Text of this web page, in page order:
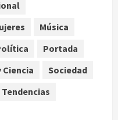
revisión de redes
de México y
Música
Portada
Ciencia
Sociedad
Tendencias